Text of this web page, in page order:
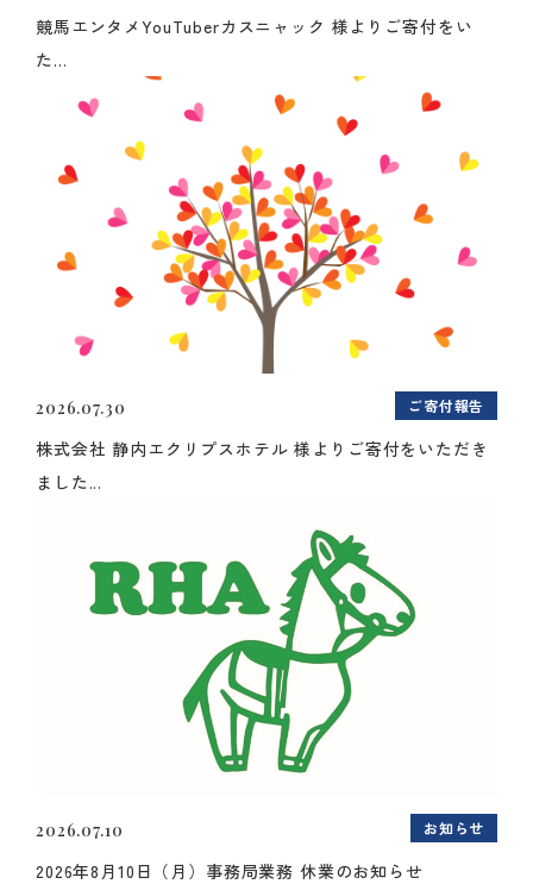
競馬エンタメYouTuberカスニャック 様よりご寄付をい
た...
2026.07.30 ご寄付報告
株式会社 静内エクリプスホテル 様よりご寄付をいただき
ました...
2026.07.10 お知らせ
2026年8月10日（月）事務局業務 休業のお知らせ